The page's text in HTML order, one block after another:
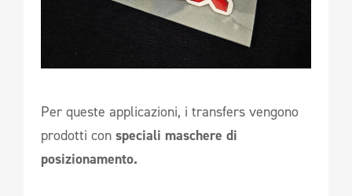
Per queste applicazioni, i transfers vengono
prodotti con speciali maschere di
posizionamento.